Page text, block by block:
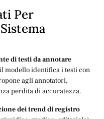
Per
di testi da annotare
modello identifica i testi con
agli annotatori,
perdita di accuratezza.
dei trend di registro